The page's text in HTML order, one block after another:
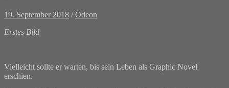
19. September 2018 /Odeon
Erstes Bild
Vielleicht sollte er warten, bis sein Leben als Graphic Novel
erschien.